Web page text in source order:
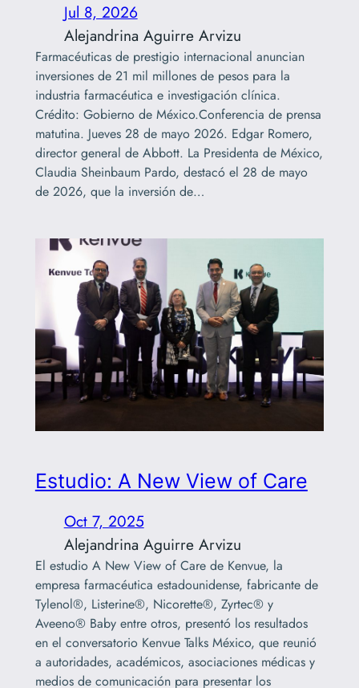
Jul 8, 2026
Alejandrina Aguirre Arvizu
Farmacéuticas de prestigio internacional anuncian
inversiones de 21 mil millones de pesos para la
industria farmacéutica e investigación clínica.
Crédito: Gobierno de México.Conferencia de prensa
matutina. Jueves 28 de mayo 2026. Edgar Romero,
director general de Abbott. La Presidenta de México,
Claudia Sheinbaum Pardo, destacó el 28 de mayo
de 2026, que la inversión de…
Estudio: A New View of Care
Oct 7, 2025
Alejandrina Aguirre Arvizu
El estudio A New View of Care de Kenvue, la
empresa farmacéutica estadounidense, fabricante de
Tylenol®, Listerine®, Nicorette®, Zyrtec® y
Aveeno® Baby entre otros, presentó los resultados
en el conversatorio Kenvue Talks México, que reunió
a autoridades, académicos, asociaciones médicas y
medios de comunicación para presentar los